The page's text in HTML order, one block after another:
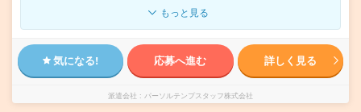
もっと見る
気になる! 応募へ進む 詳しく見る
派遣会社 パーソルテンプスタッフ株式会社